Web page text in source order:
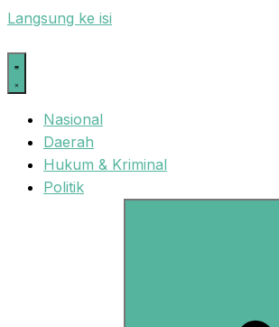
Langsung ke isi
Nasional
Daerah
Hukum & Kriminal
Politik